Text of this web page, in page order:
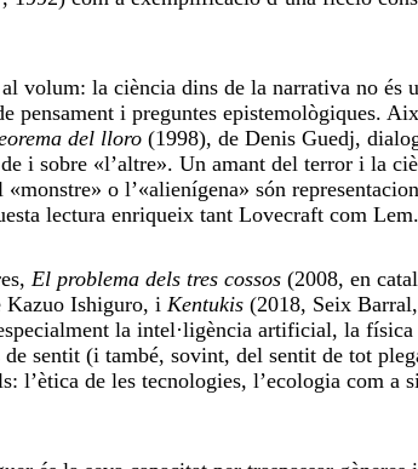
volum: la ciència dins de la narrativa no és
pensament i preguntes epistemològiques.
del lloro (1998), de Denis Guedj,
i sobre «l’altre». Un amant del terror i la
o l’«alienígena» són
lectura enriqueix tant Lovecraft com Lem.
El problema dels tres cossos (2008, en
Kazuo Ishiguro, i Kentukis (2018, Seix Barral,
la intel·ligència artificial, la física
sentit (i també, sovint, del sentit de tot
l’ètica de les tecnologies, l’ecologia com a